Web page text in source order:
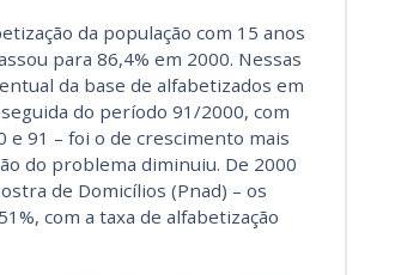
da população com 15 anos
para 86,4% em 2000. Nessas
da base de alfabetizados em
do período 91/2000, com
e 91 – foi o de crescimento mais
do problema diminuiu. De 2000
de Domicílios (Pnad) – os
com a taxa de alfabetização